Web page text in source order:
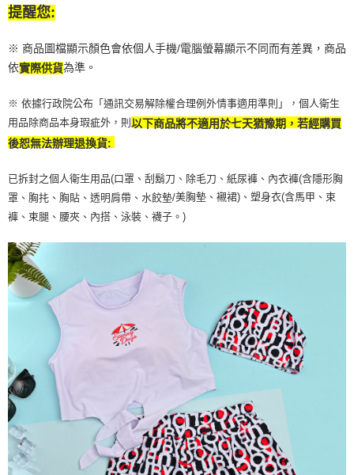
提醒您:
※ 商品圖檔顯示顏色會依個人手機/電腦螢幕顯示不同而有差異，商品
依實際供貨為準。
※ 依據行政院公布「通訊交易解除權合理例外情事適用準則」，個人衛生
用品除商品本身瑕疵外，則 以下商品將不適用於七天猶豫期，若經購買
後恕無法辦理退換貨:
已拆封之個人衛生用品(口罩、刮鬍刀、除毛刀、紙尿褲、內衣褲(含隱形胸
罩、胸扥、胸貼、透明肩帶、水餃墊/美胸墊、襯裙)、塑身衣(含馬甲、束
褲、束腿、腰夾、內搭、泳裝、襪子。)